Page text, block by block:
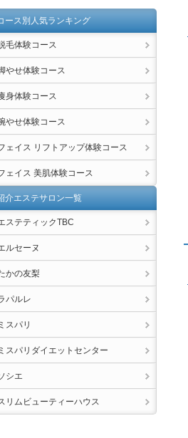
ース別人気ランキング
毛体験コース
やせ体験コース
身体験コース
やせ体験コース
ェイス リフトアップ体験コース
ェイス 美肌体験コース
介エステサロン一覧
ステティックTBC
ルセーヌ
かの友梨
パルレ
ミスパリ
ミスパリダイエットセンター
シエ
リムビューティーハウス